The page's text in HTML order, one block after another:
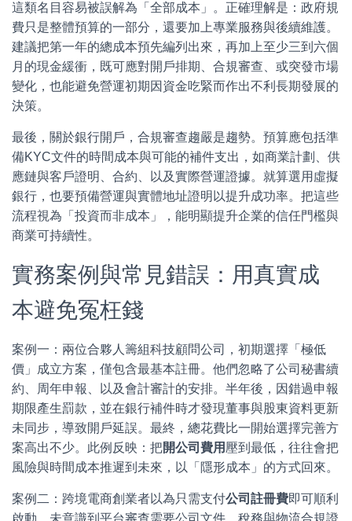
這類名目容易被誤解為「全部成本」。正確理解是：政府規
費只是整體預算的一部分，還要加上專業服務與後續維護。
建議把第一年的總成本預先編列出來，再加上至少三到六個
月的現金緩衝，既可應對開戶排期、合規審查、或突發市場
變化，也能避免營運初期因資金吃緊而作出不利長期發展的
決策。
最後，關於銀行開戶，合規審查趨嚴是趨勢。預算應包括準
備KYC文件的時間成本與可能的補件支出，如商業計劃、供
應鏈與客戶證明、合約、以及實際營運證據。就算選用虛擬
銀行，也要預備營運與實體地址證明以提升成功率。把這些
流程視為「投資而非成本」，能明顯提升企業的信任門檻與
商業可持續性。
實務案例與常見錯誤：用真實成
本避免冤枉錢
案例一：兩位合夥人籌組科技顧問公司，初期選擇「極低
價」成立方案，僅包含最基本註冊。他們忽略了公司秘書續
約、周年申報、以及會計審計的安排。半年後，因錯過申報
期限產生罰款，並在銀行補件時才發現董事與股東資料更新
未同步，導致開戶延誤。最終，總花費比一開始選擇完善方
案高出不少。此例反映：把開公司費用 壓到最低，往往會把
風險與時間成本推遲到未來，以「隱形成本」的方式回來。
案例二：跨境電商創業者以為只需支付公司註冊費即可順利
啟動，未意識到平台審查需要公司文件、稅務與物流合規證